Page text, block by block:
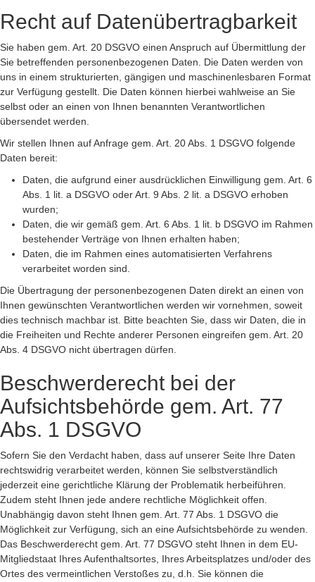
Recht auf Datenübertragbarkeit
Sie haben gem. Art. 20 DSGVO einen Anspruch auf Übermittlung der
Sie betreffenden personenbezogenen Daten. Die Daten werden von
uns in einem strukturierten, gängigen und maschinenlesbaren Format
zur Verfügung gestellt. Die Daten können hierbei wahlweise an Sie
selbst oder an einen von Ihnen benannten Verantwortlichen
übersendet werden.
Wir stellen Ihnen auf Anfrage gem. Art. 20 Abs. 1 DSGVO folgende
Daten bereit:
Daten, die aufgrund einer ausdrücklichen Einwilligung gem. Art. 6
Abs. 1 lit. a DSGVO oder Art. 9 Abs. 2 lit. a DSGVO erhoben
wurden;
Daten, die wir gemäß gem. Art. 6 Abs. 1 lit. b DSGVO im Rahmen
bestehender Verträge von Ihnen erhalten haben;
Daten, die im Rahmen eines automatisierten Verfahrens
verarbeitet worden sind.
Die Übertragung der personenbezogenen Daten direkt an einen von
Ihnen gewünschten Verantwortlichen werden wir vornehmen, soweit
dies technisch machbar ist. Bitte beachten Sie, dass wir Daten, die in
die Freiheiten und Rechte anderer Personen eingreifen gem. Art. 20
Abs. 4 DSGVO nicht übertragen dürfen.
Beschwerderecht bei der
Aufsichtsbehörde gem. Art. 77
Abs. 1 DSGVO
Sofern Sie den Verdacht haben, dass auf unserer Seite Ihre Daten
rechtswidrig verarbeitet werden, können Sie selbstverständlich
jederzeit eine gerichtliche Klärung der Problematik herbeiführen.
Zudem steht Ihnen jede andere rechtliche Möglichkeit offen.
Unabhängig davon steht Ihnen gem. Art. 77 Abs. 1 DSGVO die
Möglichkeit zur Verfügung, sich an eine Aufsichtsbehörde zu wenden.
Das Beschwerderecht gem. Art. 77 DSGVO steht Ihnen in dem EU-
Mitgliedstaat Ihres Aufenthaltsortes, Ihres Arbeitsplatzes und/oder des
Ortes des vermeintlichen Verstoßes zu, d.h. Sie können die